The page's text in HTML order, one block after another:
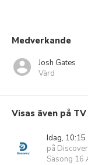
Medverkande
Josh Gates
Värd
Visas även på TV
Idag, 10:15
på
Säsong 16